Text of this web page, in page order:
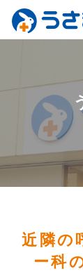
近隣の
ー科